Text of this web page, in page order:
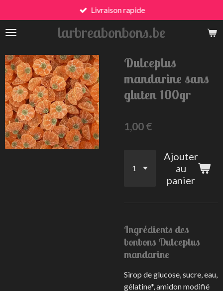
au
contenu
larbreabonbons.be
Livraison rapide
Dulceplus
mandarine sans
gluten 100gr
1,00 €
Ajouter
au
panier
Ingrédients des
bonbons Dulceplus
mandarine
Sirop de glucose, sucre, eau,
gélatine*, amidon modifié